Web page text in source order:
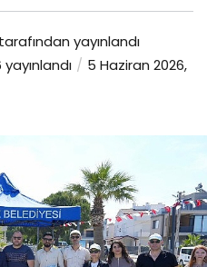
tarafından yayınlandı
yayınlandı
5 Haziran 2026,